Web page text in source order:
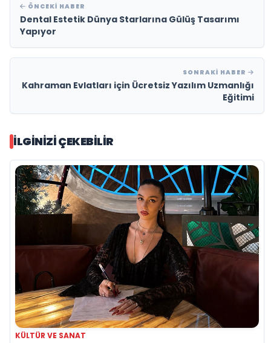
ÖNCEKI HABER
Dental Estetik Dünya Starlarına Gülüş Tasarımı
Yapıyor
SONRAKI HABER
Kahraman Evlatları için Ücretsiz Yazılım Uzmanlığı
Eğitimi
İLGINIZI ÇEKEBILIR
KÜLTÜR VE SANAT